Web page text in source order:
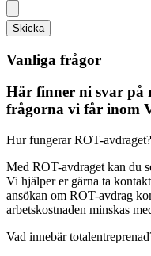
Skicka
Vanliga frågor
Här finner ni svar på
frågorna vi får inom
Hur fungerar ROT-avdraget?
Med ROT-avdraget kan du
Vi hjälper er gärna ta
ansökan om ROT-avdrag
arbetskostnaden minskas
Vad innebär